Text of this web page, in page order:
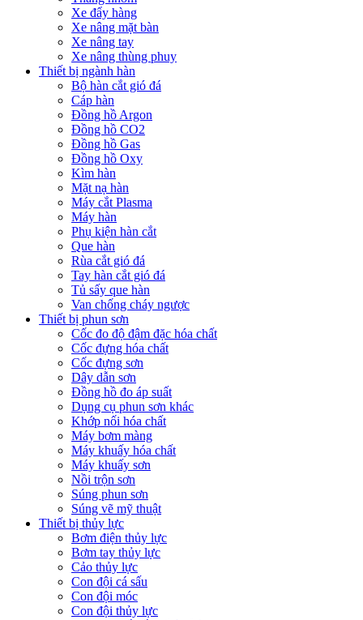
Xe đẩy hàng
Xe nâng mặt bàn
Xe nâng tay
Xe nâng thùng phuy
Thiết bị ngành hàn
Bộ hàn cắt gió đá
Cáp hàn
Đồng hồ Argon
Đồng hồ CO2
Đồng hồ Gas
Đồng hồ Oxy
Kìm hàn
Mặt nạ hàn
Máy cắt Plasma
Máy hàn
Phụ kiện hàn cắt
Que hàn
Rùa cắt gió đá
Tay hàn cắt gió đá
Tủ sấy que hàn
Van chống cháy ngược
Thiết bị phun sơn
Cốc đo độ đậm đặc hóa chất
Cốc đựng hóa chất
Cốc đựng sơn
Dây dẫn sơn
Đồng hồ đo áp suất
Dụng cụ phun sơn khác
Khớp nối hóa chất
Máy bơm màng
Máy khuấy hóa chất
Máy khuấy sơn
Nồi trộn sơn
Súng phun sơn
Súng vẽ mỹ thuật
Thiết bị thủy lực
Bơm điện thủy lực
Bơm tay thủy lực
Cảo thủy lực
Con đội cá sấu
Con đội móc
Con đội thủy lực